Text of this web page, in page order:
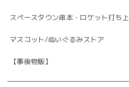
スペースタウン串本・ロケット打ち
マスコット/ぬいぐるみストア
【事後物販】